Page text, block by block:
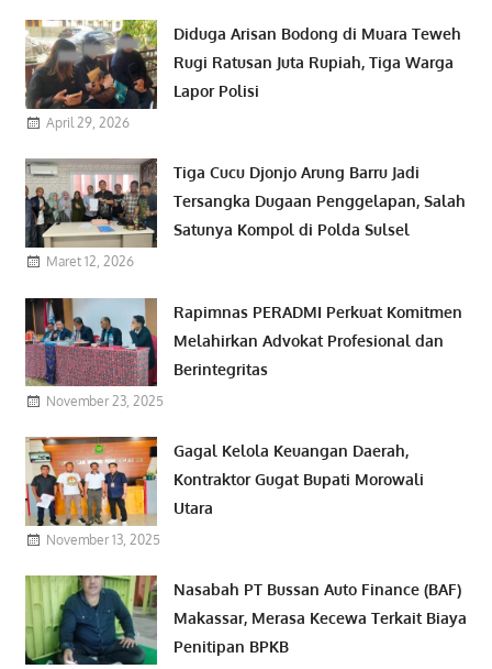
Diduga Arisan Bodong di Muara Teweh
Rugi Ratusan Juta Rupiah, Tiga Warga
Lapor Polisi
April 29, 2026
Tiga Cucu Djonjo Arung Barru Jadi
Tersangka Dugaan Penggelapan, Salah
Satunya Kompol di Polda Sulsel
Maret 12, 2026
Rapimnas PERADMI Perkuat Komitmen
Melahirkan Advokat Profesional dan
Berintegritas
November 23, 2025
Gagal Kelola Keuangan Daerah,
Kontraktor Gugat Bupati Morowali
Utara
November 13, 2025
Nasabah PT Bussan Auto Finance (BAF)
Makassar, Merasa Kecewa Terkait Biaya
Penitipan BPKB